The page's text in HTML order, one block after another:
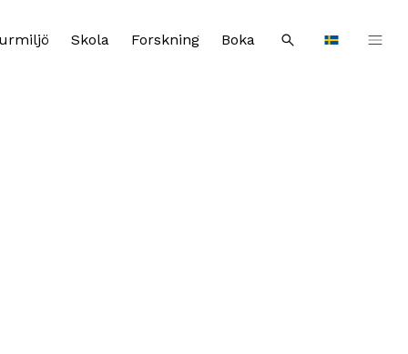
Languages
Skola Forskning Boka Sök